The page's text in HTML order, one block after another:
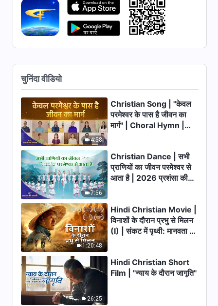
35:56
Hindi Christian Testimony
Video, एपिसोड 681: क्या माता-पिता
की दयालुता एक ऐसा कर्ज़ है जिसे कभी
47:30
55:07
Hindi Christian Testimony
Video, एपिसोड 679: मेजबानी का
कर्तव्य निभाने का मेरा समय
47:10
Hindi Christian Testimony
Video, एपिसोड 678: अपने कर्तव्य से
इनकार करने के बाद का चिंतन
55:22
Hindi Christian Testimony
Video, एपिसोड 676: एक पीड़ादायी
विफलता से सीखे गए सबक
43:38
Hindi Christian Testimony
Video, एपिसोड 677: मैं अपने पिता की
रुकावट और उत्पीड़न से कैसे बाहर निकली
चुनिंदा वीडियो
4:58
Christian Song | "केवल
परमेश्वर के पास है जीवन का
मार्ग" | Choral Hymn |
7:56
Christian Dance | सभी
प्राणियों का जीवन परमेश्वर से
आता है | 2026 प्रशंसा की
1:20:48
Hindi Christian Movie |
विनाशों के दौरान प्रभु से मिलन
(I) | संकट में पृथ्वी: मानवता का
26:25
Hindi Christian Short
Film | "न्याय के दौरान जागृति"